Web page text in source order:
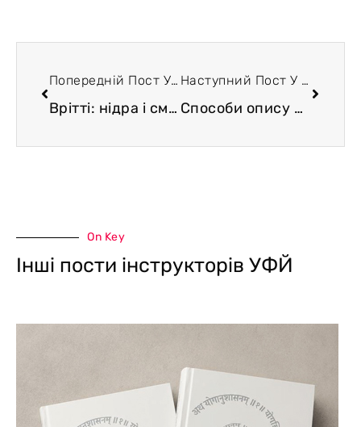
Попередній Пост У Блозі
Врітті: нідра і смріті. Сутри 1.10. – 1.11.
Наступний Пост У Блозі
Способи опису психіки та психічного досвіду в сучасній науці
On Key
Інші пости інструкторів УФЙ